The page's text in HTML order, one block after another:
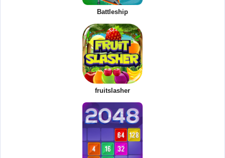
Battleship
fruitslasher